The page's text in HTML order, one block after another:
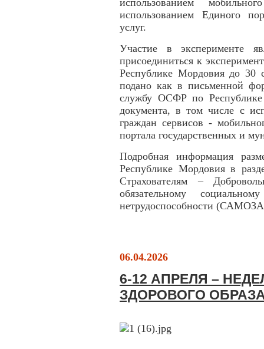
использованием
использованием Единого
услуг.
Участие в эксперименте
присоединиться к
Республике Мордовия до 30
подано как в письменной
службу ОСФР по
документа, в том числе с
граждан сервисов -
портала государственных и
Подробная информация
Республике Мордовия в
Страхователям –
обязательному
нетрудоспособности
06.04.2026
6-12 АПРЕЛЯ –
ЗДОРОВОГО